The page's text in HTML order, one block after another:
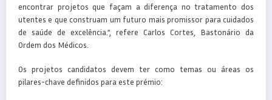
encontrar projetos que façam a diferença no tratamento dos
utentes e que construam um futuro mais promissor para cuidados
de saúde de excelência.”, refere Carlos Cortes, Bastonário da
Ordem dos Médicos.
Os projetos candidatos devem ter como temas ou áreas os
pilares-chave definidos para este prémio: